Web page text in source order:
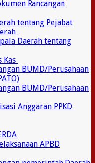
Rancangan
tentang Pejabat
Daerah tentang
Kas
BUMD/Perusahaan
BUMD/Perusahaan
Anggaran PPKD
APBD